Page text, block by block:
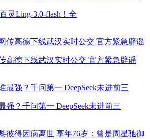
灵Ling-3.0-flash！全
高德下线武汉实时公交 官方紧急辟谣
强？千问第一 DeepSeek未进前三